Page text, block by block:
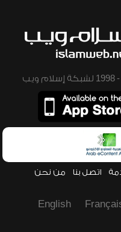
اتصل بنا من نحن
English